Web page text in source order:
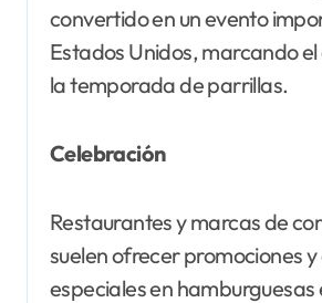
convertido en un evento
Estados Unidos, marcando
la temporada de parrillas.
Celebración
Restaurantes y marcas de
suelen ofrecer promociones
especiales en hamburguesas